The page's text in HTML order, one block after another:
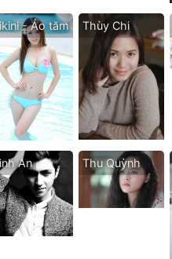
- Áo tăm Thùy Chi
An Thu Quỳnh